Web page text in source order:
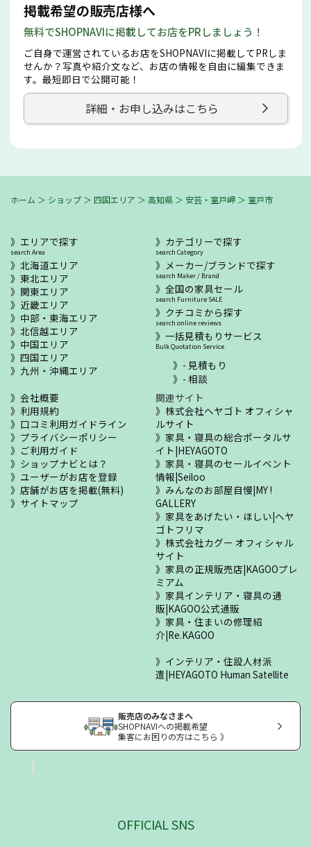
掲載希望の販売店様へ
無料でSHOPNAVIに掲載してお店をPRしましょう！
ご自身で運営されているお店をSHOPNAVIに掲載してPRしま
せんか？写真や紹介文など、お店の情報を自由に編集できま
す。最短即日で公開可能！
詳細・お申し込みはこちら
ホーム ＞ ショップ ＞ 四国エリア ＞ 高知県 ＞ 安芸・室戸岬 ＞ 室戸市
エリアで探す
search Area
北海道エリア
東北エリア
関東エリア
近畿エリア
中部・東海エリア
北信越エリア
中国エリア
四国エリア
九州・沖縄エリア
カテゴリーで探す
search Category
メーカー/ブランドで探す
search Maker / Brand
全国の家具セール
search Furniture SALE
クチコミから探す
search online reviews
一括見積もりサービス
Bulk Quotation Service
- 見積もり
- 相談
会社概要
利用規約
口コミ利用ガイドライン
プライバシーポリシー
ご利用ガイド
ショップナビとは？
ユーザーがお店を登録
店舗がお店を掲載(無料)
サイトマップ
関連サイト
株式会社ヘヤゴト オフィシャ
ルサイト
家具・寝具の総合ポータルサ
イト|HEYAGOTO
家具・寝具のセールイベント
情報|Seiloo
みんなのお部屋自慢|MY !
GALLERY
家具をあげたい・ほしい|ヘヤ
ゴトフリマ
株式会社カグー オフィシャル
サイト
家具の正規販売店|KAGOOプレ
ミアム
家具インテリア・寝具の通
販|KAGOO公式通販
家具・住まいの修理紹
介|Re.KAGOO
インテリア・住設人材派
遣|HEYAGOTO Human Satellite
販売店のみなさまへ
SHOPNAVIへの掲載希望
集客にお困りの方はこちら 》
OFFICIAL SNS